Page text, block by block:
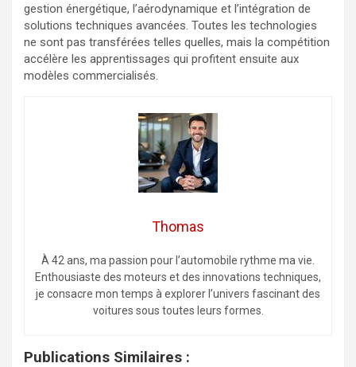
gestion énergétique, l’aérodynamique et l’intégration de
solutions techniques avancées. Toutes les technologies
ne sont pas transférées telles quelles, mais la compétition
accélère les apprentissages qui profitent ensuite aux
modèles commercialisés.
Thomas
À 42 ans, ma passion pour l’automobile rythme ma vie.
Enthousiaste des moteurs et des innovations techniques,
je consacre mon temps à explorer l’univers fascinant des
voitures sous toutes leurs formes.
Publications Similaires :